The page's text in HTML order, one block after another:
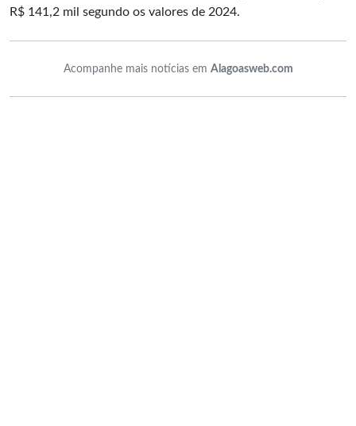
R$ 141,2 mil segundo os valores de 2024.
Acompanhe mais notícias em Alagoasweb.com